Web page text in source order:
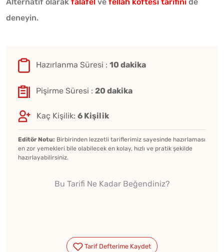
deneyin.
Hazırlanma Süresi : 10 dakika
Pişirme Süresi : 20 dakika
Kaç Kişilik: 6 Kişilik
Editör Notu: Birbirinden lezzetli tariflerimiz sayesinde hazırlaması
en zor yemekleri bile olabilecek en kolay, hızlı ve pratik şekilde
hazırlayabilirsiniz.
Bu Tarifi Ne Kadar Beğendiniz?